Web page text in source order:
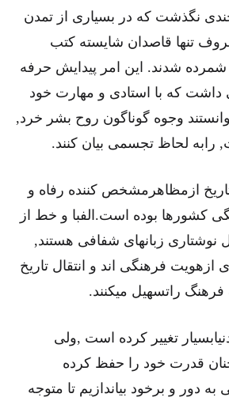
نگذشت که در بسیاری از تمدن
تنها قاصدان شایسته کتب
شدند. این امر پیدایش حرفه
داشت که با استادی و مهارت خود
وجوه گوناگون روح بشر خرد,
رابه لحاظ تجسمی بیان کنند.
ازمظاهرمشخص کننده رفاه و
کشورها بوده است.الفبا و خط از
زبانهای شفافی هستند,
فرهنگی اند و انتقال تاریخ
راتسهیل میکنند.
تغییر کرده است ,ولی
قدرت خود را حفظ کرده
دور و برخود بیاندازیم تا متوجه